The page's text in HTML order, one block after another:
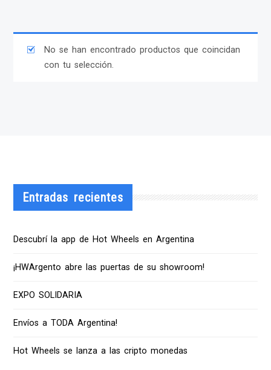
No se han encontrado productos que coincidan
con tu selección.
Entradas recientes
Descubrí la app de Hot Wheels en Argentina
¡HWArgento abre las puertas de su showroom!
EXPO SOLIDARIA
Envíos a TODA Argentina!
Hot Wheels se lanza a las cripto monedas